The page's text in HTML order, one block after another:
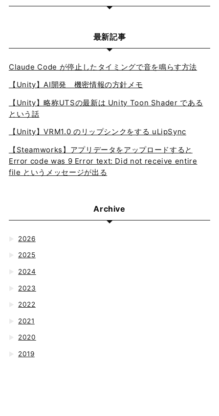
最新記事
Claude Code が停止したタイミングで音を鳴らす方法
【Unity】AI開発 機密情報の方針メモ
【Unity】略称UTSの最新は Unity Toon Shader である
という話
【Unity】VRM1.0 のリップシンクをする uLipSync
【Steamworks】アプリデータをアップロードすると
Error code was 9 Error text: Did not receive entire
file というメッセージが出る
Archive
2026
2025
2024
2023
2022
2021
2020
2019